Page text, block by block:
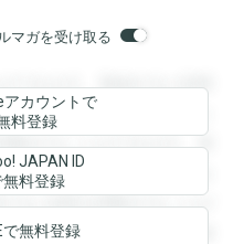
マガを受け取る
できます。登録すると回答
すると回答を閲覧すること
覧することができます。登
きます。登録すると回答を
ると回答を閲覧することが
することができます。登録
アカウントで
料登録
JAPAN ID
無料登録
で無料登録